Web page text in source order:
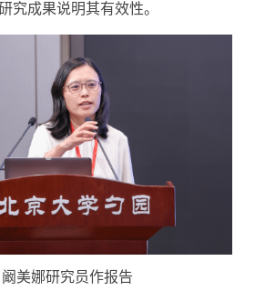
究成果说明其有效性。
阚美娜研究员作报告